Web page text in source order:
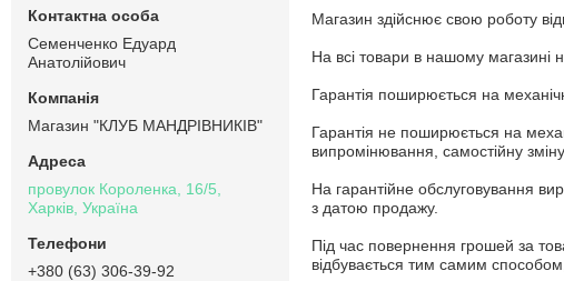
Магазин здійснює свою роботу
На всі товари в нашому магазині
Гарантія поширюється на
Гарантія не поширюється на
випромінювання, самостійну
На гарантійне обслуговування
з датою продажу.
Під час повернення грошей за
відбувається тим самим
Семенченко Едуард
Анатолійович
Магазин "КЛУБ МАНДРІВНИКІВ"
провулок Короленка, 16/5,
Харків, Україна
+380 (63) 306-39-92